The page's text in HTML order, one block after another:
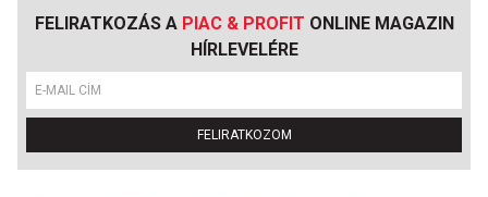
FELIRATKOZÁS A PIAC & PROFIT ONLINE MAGAZIN
HÍRLEVELÉRE
FELIRATKOZOM